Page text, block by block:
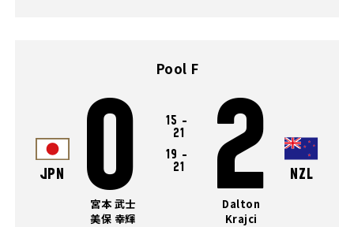
Pool F
JPN 0 15 -
21
19 -
21
2 NZL
宮本 武士
美保 幸輝
Dalton
Krajci